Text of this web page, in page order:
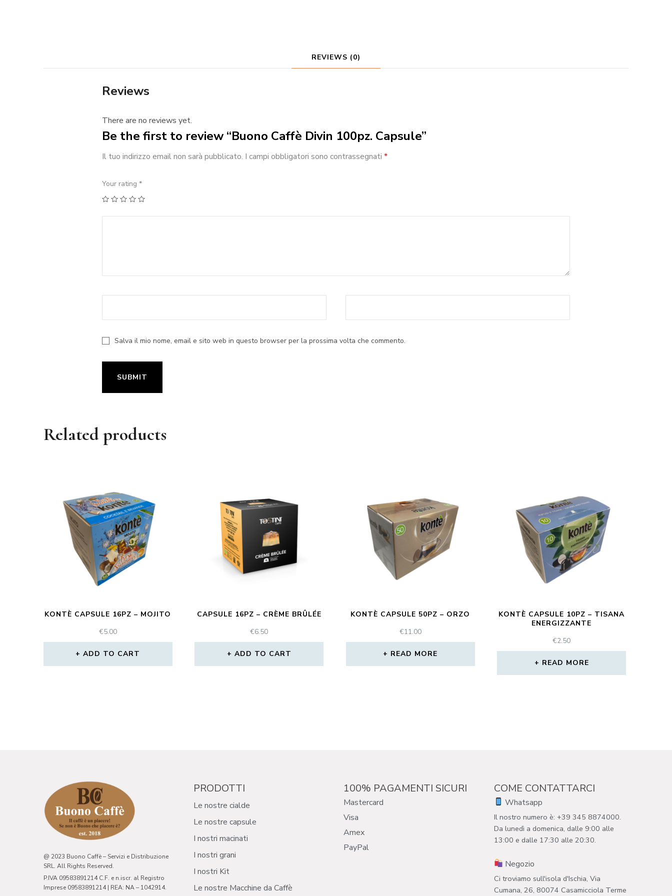
REVIEWS (0)
Reviews
There are no reviews yet.
Be the first to review “Buono Caffè Divin 100pz. Capsule”
Il tuo indirizzo email non sarà pubblicato. I campi obbligatori sono contrassegnati *
Your rating *
1 2 3 4
Salva il mio nome, email e sito web in questo browser per la prossima volta che commento.
Related products
KONTÈ CAPSULE 16PZ – MOJITO
€5.00
ADD TO CART
CAPSULE 16PZ – CRÈME BRÛLÉE
€6.50
ADD TO CART
KONTÈ CAPSULE 50PZ – ORZO
€11.00
READ MORE
KONTÈ CAPSULE 10PZ – TISANA
ENERGIZZANTE
€2.50
READ MORE
@ 2023 Buono Caffè – Servizi e Distribuzione
SRL. All Rights Reserved.
P.IVA 09583891214 C.F. e n.iscr. al Registro
Imprese 09583891214 | REA: NA – 1042914.
PRODOTTI
Le nostre cialde
Le nostre capsule
I nostri macinati
I nostri grani
I nostri Kit
Le nostre Macchine da Caffè
100% PAGAMENTI SICURI
Mastercard
Visa
Amex
PayPal
COME CONTATTARCI
Whatsapp
Il nostro numero è: +39 345 8874000.
Da lunedì a domenica, dalle 9:00 alle
13:00 e dalle 17:30 alle 20:30.
Negozio
Ci troviamo sull'isola d'Ischia, Via
Cumana, 26, 80074 Casamicciola Terme